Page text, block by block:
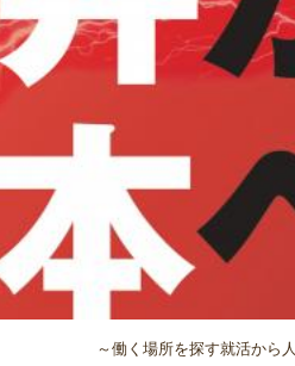
～働く場所を探す就活から